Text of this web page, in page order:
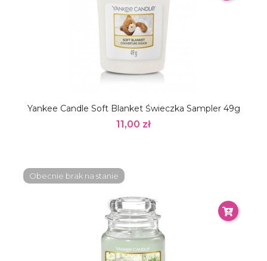
Yankee Candle Soft Blanket Świeczka Sampler 49g
11,00 zł
Obecnie brak na stanie